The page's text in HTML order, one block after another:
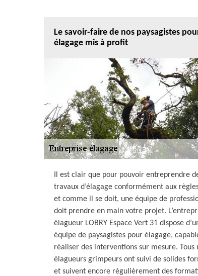
Le savoir-faire de nos paysagistes
élagage mis à profit
Il est clair que pour pouvoir entreprendre
travaux d’élagage conformément aux
et comme il se doit, une équipe de
doit prendre en main votre projet.
élagueur LOBRY Espace Vert 31 dispose
équipe de paysagistes pour élagage,
réaliser des interventions sur mesure. Tous
élagueurs grimpeurs ont suivi de solides
et suivent encore régulièrement des